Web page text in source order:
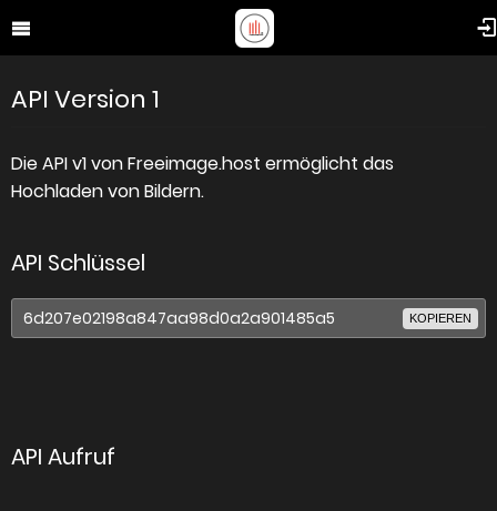
API Version 1
Die API v1 von Freeimage.host ermöglicht das
Hochladen von Bildern.
API Schlüssel
KOPIEREN
API Aufruf